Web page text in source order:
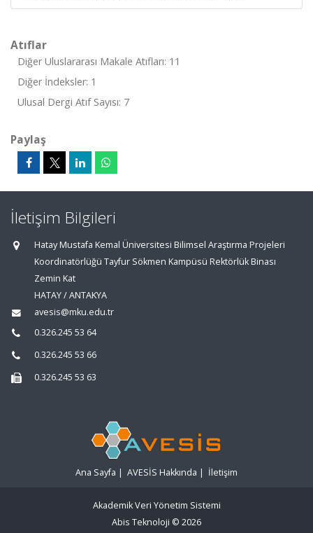
Atıflar
Diğer Uluslararası Makale Atıfları: 11
Diğer İndeksler: 1
Ulusal Dergi Atıf Sayısı: 7
Paylaş
İletişim Bilgileri
Hatay Mustafa Kemal Üniversitesi Bilimsel Araştırma Projeleri
Koordinatörlüğü Tayfur Sökmen Kampüsü Rektörlük Binası
Zemin Kat
HATAY / ANTAKYA
avesis@mku.edu.tr
0.326.245 53 64
0.326.245 53 66
0.326.245 53 63
Ana Sayfa | AVESİS Hakkında | İletişim
Akademik Veri Yönetim Sistemi
Abis Teknoloji © 2026